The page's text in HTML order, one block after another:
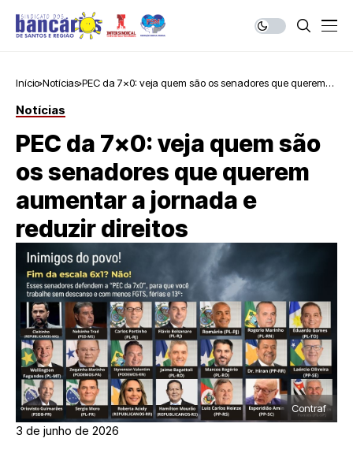
Início Notícias PEC da 7×0: veja quem são os senadores que querem
Notícias
PEC da 7×0: veja quem são
os senadores que querem
aumentar a jornada e
reduzir direitos
Contraf
3 de junho de 2026